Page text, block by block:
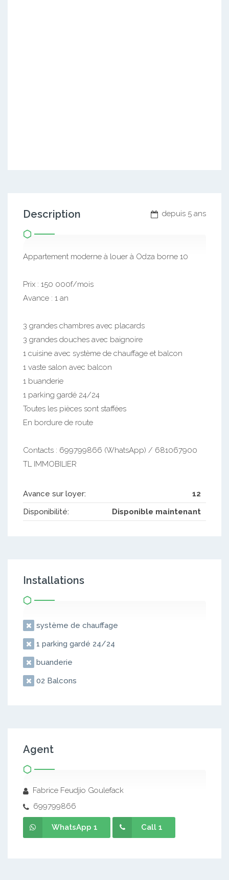
depuis 5 ans
Description
Appartement moderne à louer à Odza borne 10
Prix : 150 000f/mois
Avance : 1 an
3 grandes chambres avec placards
3 grandes douches avec baignoire
1 cuisine avec système de chauffage et balcon
1 vaste salon avec balcon
1 buanderie
1 parking gardé 24/24
Toutes les pièces sont staffées
En bordure de route
Contacts : 699799866 (WhatsApp) / 681067900
TL IMMOBILIER
Avance sur loyer:
12
Disponibilité:
Disponible maintenant
Installations
système de chauffage
1 parking gardé 24/24
buanderie
02 Balcons
Agent
Fabrice Feudjio Goulefack
699799866
WhatsApp 1 Call 1